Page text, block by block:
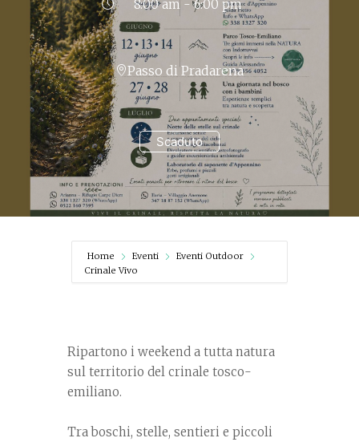
Scaduto
8:00 am - 6:00 pm
Passo di Pradarena
Home Eventi
Eventi Outdoor
Crinale Vivo
Ripartono i weekend a tutta natura
sul territorio del crinale tosco-
emiliano.
Tra boschi, stelle, sentieri e piccoli